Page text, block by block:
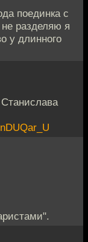
поединка с
разделяю я
у длинного